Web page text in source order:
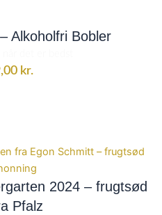
Alkoholfri Bobler
kr.
2024 – frugtsød
Pfalz